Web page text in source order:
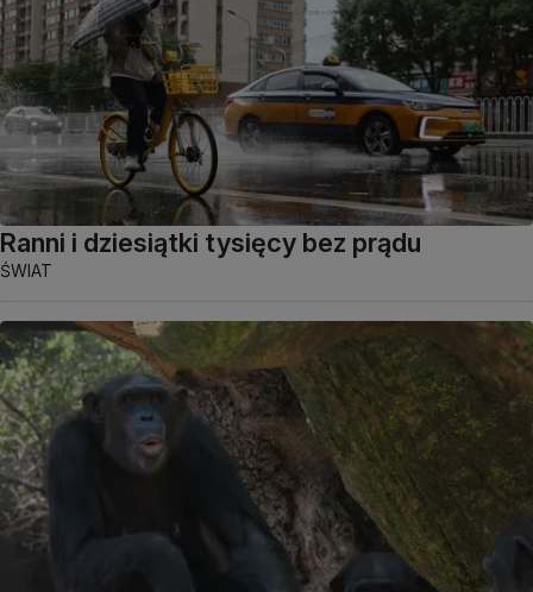
Ranni i dziesiątki tysięcy bez prądu
ŚWIAT